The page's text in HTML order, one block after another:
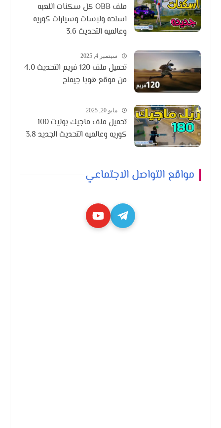
ملف OBB كل سكنات اللعبه
اسلحه ولبسات وسيارات كوريه
وعالميه التحديث 3.6
سبتمبر 4, 2025
تحميل ملف 120 فريم التحديث 4.0
من موقع هوبا جيمنج
مايو 20, 2025
تحميل ملف ماجيك بوليت 100
كوريه وعالميه التحديث الجديد 3.8
مواقع التواصل الاجتماعي